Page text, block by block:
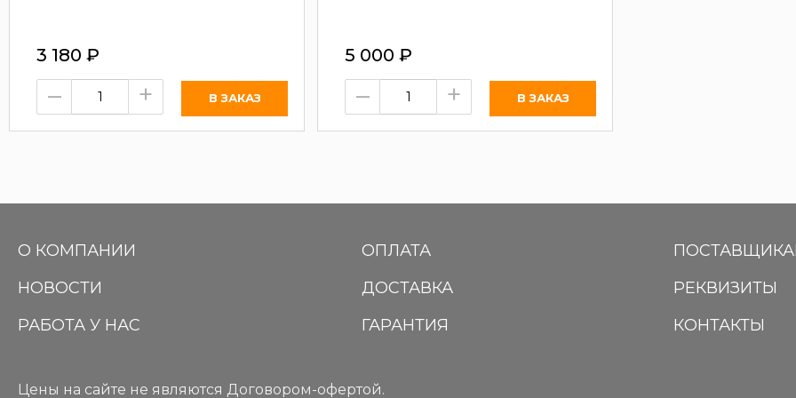
3 180 ₽
– +
5 000 ₽
– +
О КОМПАНИИ
НОВОСТИ
РАБОТА У НАС
ОПЛАТА
ДОСТАВКА
ГАРАНТИЯ
РЕКВИЗИТЫ
КОНТАКТЫ
Цены на сайте не являются Договором-офертой.